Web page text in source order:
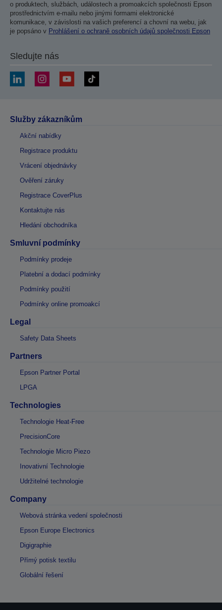
o produktech, službách, událostech a promoakcích společnosti Epson
prostřednictvím e-mailu nebo jinými formami elektronické
komunikace, v závislosti na vašich preferencí a chovní na webu, jak
je popsáno v Prohlášení o ochraně osobních údajů společnosti Epson
Sledujte nás
Služby zákazníkům
Akční nabídky
Registrace produktu
Vrácení objednávky
Ověření záruky
Registrace CoverPlus
Kontaktujte nás
Hledání obchodníka
Smluvní podmínky
Podmínky prodeje
Platební a dodací podmínky
Podmínky použití
Podmínky online promoakcí
Legal
Safety Data Sheets
Partners
Epson Partner Portal
LPGA
Technologies
Technologie Heat-Free
PrecisionCore
Technologie Micro Piezo
Inovativní Technologie
Udržitelné technologie
Company
Webová stránka vedení společnosti
Epson Europe Electronics
Digigraphie
Přímý potisk textilu
Globální řešení